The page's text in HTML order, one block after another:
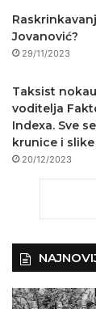
Jovanović?
29/11/2023
Taksist
voditelja
Indexa. Sve
krunice i
20/12/2023